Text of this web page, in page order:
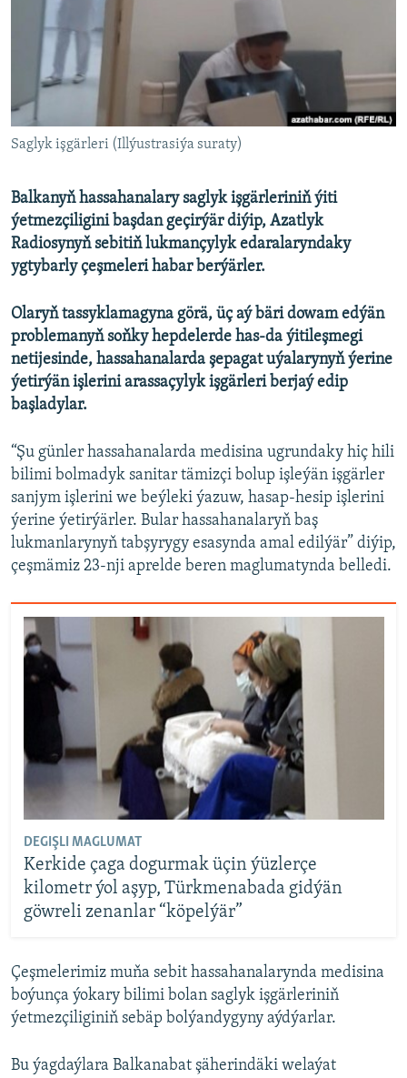
Saglyk işgärleri (Illýustrasiýa suraty)
Balkanyň hassahanalary saglyk işgärleriniň ýiti
ýetmezçiligini başdan geçirýär diýip, Azatlyk
Radiosynyň sebitiň lukmançylyk edaralaryndaky
ygtybarly çeşmeleri habar berýärler.
Olaryň tassyklamagyna görä, üç aý bäri dowam edýän
problemanyň soňky hepdelerde has-da ýitileşmegi
netijesinde, hassahanalarda şepagat uýalarynyň ýerine
ýetirýän işlerini arassaçylyk işgärleri berjaý edip
başladylar.
“Şu günler hassahanalarda medisina ugrundaky hiç hili
bilimi bolmadyk sanitar tämizçi bolup işleýän işgärler
sanjym işlerini we beýleki ýazuw, hasap-hesip işlerini
ýerine ýetirýärler. Bular hassahanalaryň baş
lukmanlarynyň tabşyrygy esasynda amal edilýär” diýip,
çeşmämiz 23-nji aprelde beren maglumatynda belledi.
DEGIŞLI MAGLUMAT
Kerkide çaga dogurmak üçin ýüzlerçe
kilometr ýol aşyp, Türkmenabada gidýän
göwreli zenanlar “köpelýär”
Çeşmelerimiz muňa sebit hassahanalarynda medisina
boýunça ýokary bilimi bolan saglyk işgärleriniň
ýetmezçiliginiň sebäp bolýandygyny aýdýarlar.
Bu ýagdaýlara Balkanabat şäherindäki welaýat